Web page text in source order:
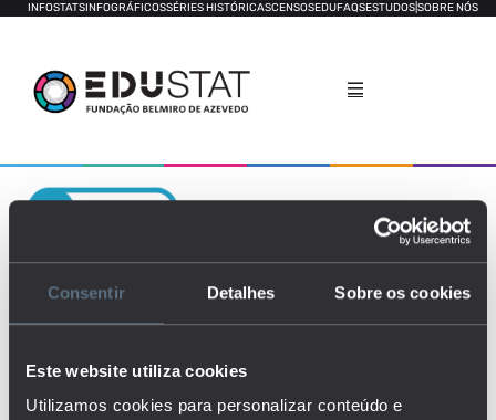
Consentir Detalhes Sobre os cookies
Este website utiliza cookies
Utilizamos cookies para personalizar conteúdo e
INFOSTATSINFOGRÁFICOSSÉRIES HISTÓRICASCENSOSEDUFAQSESTUDOSSOBRE NÓS
Taxa Média de Escolarização